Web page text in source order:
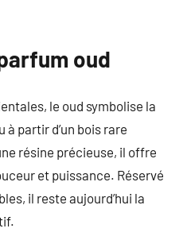
oud
le oud symbolise la
partir d’un bois rare
résine précieuse, il offre
et puissance. Réservé
il reste aujourd’hui la